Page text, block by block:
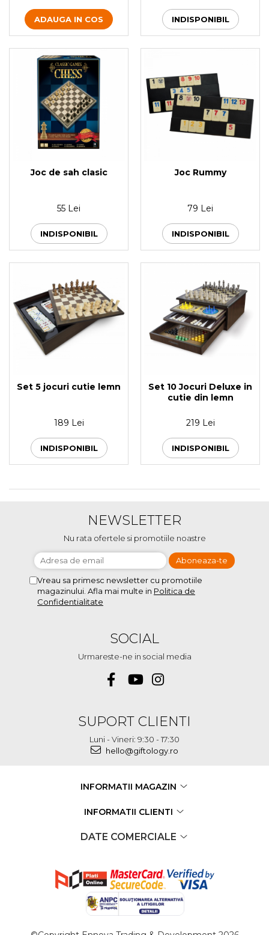
ADAUGA IN COS INDISPONIBIL
Joc de sah clasic
55 Lei
INDISPONIBIL
Joc Rummy
79 Lei
INDISPONIBIL
Set 5 jocuri cutie lemn
189 Lei
INDISPONIBIL
Set 10 Jocuri Deluxe in
cutie din lemn
219 Lei
INDISPONIBIL
NEWSLETTER
Nu rata ofertele si promotiile noastre
Vreau sa primesc newsletter cu promotiile
magazinului. Afla mai multe in Politica de
Confidentialitate
SOCIAL
Urmareste-ne in social media
SUPORT CLIENTI
Luni - Vineri: 9:30 - 17:30
hello@giftology.ro
INFORMATII MAGAZIN
INFORMATII CLIENTI
DATE COMERCIALE